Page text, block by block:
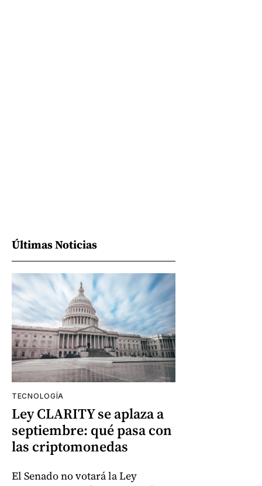
Últimas Noticias
TECNOLOGÍA
Ley CLARITY se aplaza a
septiembre: qué pasa con
las criptomonedas
El Senado no votará la Ley